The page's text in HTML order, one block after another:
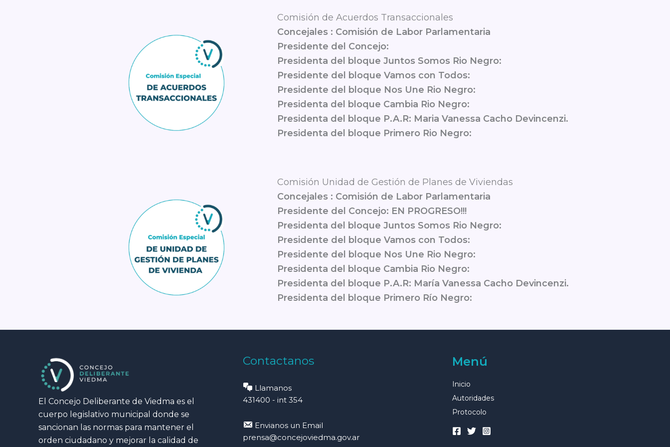
Comisión de Acuerdos Transaccionales
Concejales : Comisión de Labor Parlamentaria
Presidente del Concejo:
Presidenta del bloque Juntos Somos Rio Negro:
Presidente del bloque Vamos con Todos:
Presidente del bloque Nos Une Rio Negro:
Presidenta del bloque Cambia Rio Negro:
Presidenta del bloque P.A.R: Maria Vanessa Cacho Devincenzi.
Presidenta del bloque Primero Rio Negro:
Comisión Unidad de Gestión de Planes de Viviendas
Concejales : Comisión de Labor Parlamentaria
Presidente del Concejo: EN PROGRESO!!!
Presidenta del bloque Juntos Somos Rio Negro:
Presidente del bloque Vamos con Todos:
Presidente del bloque Nos Une Rio Negro:
Presidenta del bloque Cambia Rio Negro:
Presidenta del bloque P.A.R: María Vanessa Cacho Devincenzi.
Presidenta del bloque Primero Río Negro:
El Concejo Deliberante de Viedma es el
cuerpo legislativo municipal donde se
sancionan las normas para mantener el
orden ciudadano y mejorar la calidad de
Contactanos
Llamanos
431400 - int 354
Envianos un Email
prensa@concejoviedma.gov.ar
Menú
Inicio
Autoridades
Protocolo